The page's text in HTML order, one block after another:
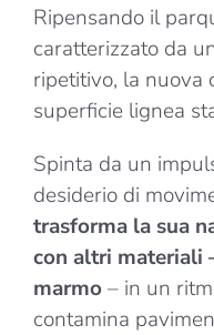
Ripensando il
caratterizzato da
ripetitivo, la nuova
superficie lignea
Spinta da un
desiderio di
trasforma la sua
con altri materiali
marmo– in un
contamina